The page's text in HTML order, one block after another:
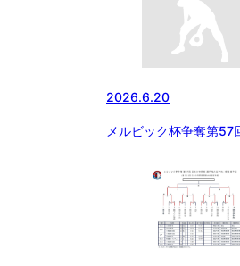
2026.6.20
メルビック杯争奪第57